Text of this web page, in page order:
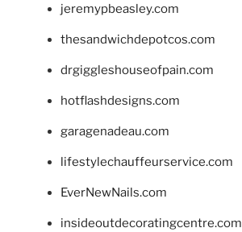
jeremypbeasley.com
thesandwichdepotcos.com
drgiggleshouseofpain.com
hotflashdesigns.com
garagenadeau.com
lifestylechauffeurservice.com
EverNewNails.com
insideoutdecoratingcentre.com